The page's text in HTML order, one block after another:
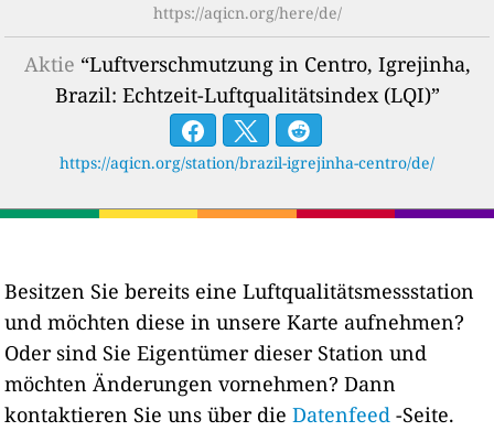
https://aqicn.org/here/de/
Aktie “Luftverschmutzung in Centro, Igrejinha,
Brazil: Echtzeit-Luftqualitätsindex (LQI)”
https://aqicn.org/station/brazil-igrejinha-centro/de/
Besitzen Sie bereits eine Luftqualitätsmessstation
und möchten diese in unsere Karte aufnehmen?
Oder sind Sie Eigentümer dieser Station und
möchten Änderungen vornehmen? Dann
kontaktieren Sie uns über dieDatenfeed -Seite.